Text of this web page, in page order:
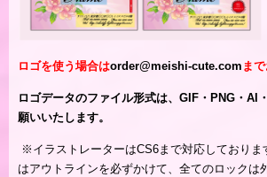
ロゴを使う場合はorder@meishi-cute.com ま
ロゴデータのファイル形式は、GIF・PNG・AI
願いいたします。
※ イラストレーターはCS6まで対応しており
はアウトラインを必ずかけて、全てのロックは